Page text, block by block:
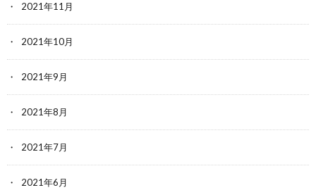
2021年11月
2021年10月
2021年9月
2021年8月
2021年7月
2021年6月